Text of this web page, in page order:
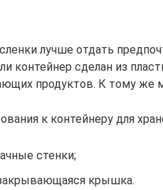
лучше отдать
контейнер сделан из
продуктов. К тому же
к контейнеру для
стенки;
крышка.